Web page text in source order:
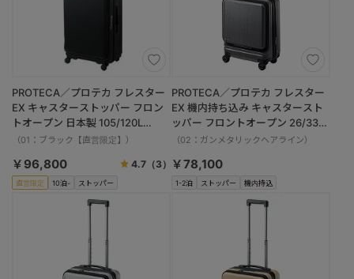
直営限定 10泊- ストッパー
PROTECA／プロテカ フレスター
EX キャスターストッパー フロン
トオープン 日本製 105/120L
01555
（01：ブラック【直営限定】）
￥96,800 4.7（3）
1-2泊 ストッパー 機内持込
PROTECA／プロテカ フレスター
EX 機内持ち込み キャスタースト
ッパー フロントオープン 26/33L
01550
（02：ガンメタリックヘアライン）
￥78,100